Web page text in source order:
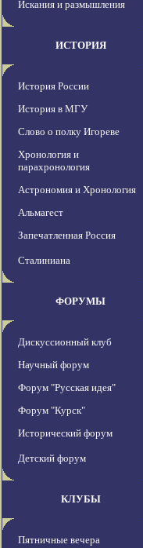
Искания и размышления
ИСТОРИЯ
История России
История в МГУ
Слово о полку Игореве
Хронология и
парахронология
Астрономия и Хронология
Альмагест
Запечатленная Россия
Сталиниана
ФОРУМЫ
Дискуссионный клуб
Научный форум
Форум "Русская идея"
Форум "Курск"
Исторический форум
Детский форум
КЛУБЫ
Пятничные вечера